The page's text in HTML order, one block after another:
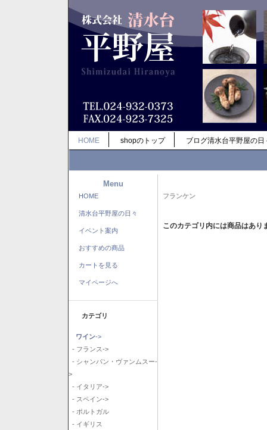
HOME shopのトップ ブログ清水台平野屋の日
Menu
HOME
清水台平野屋の日々
イベント案内
おすすめの商品
カートを見る
マイページへ
カテゴリ
ワイン->
- フランス->
- シャンパン・ヴァンムスー-
>
- イタリア->
- スペイン->
- ポルトガル
- イギリス
フランケン
このカテゴリ内には商品はあり